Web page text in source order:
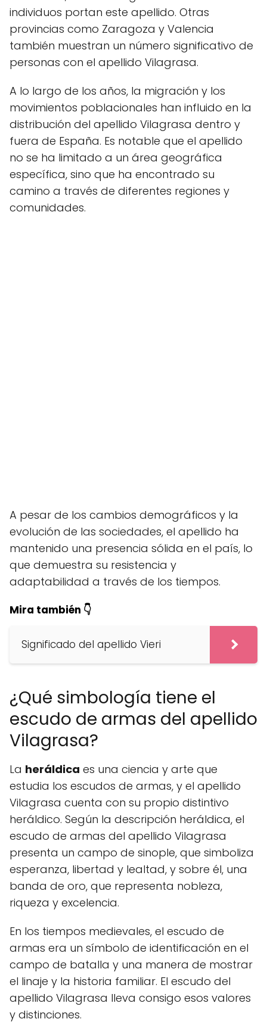
individuos portan este apellido. Otras
provincias como Zaragoza y Valencia
también muestran un número significativo de
personas con el apellido Vilagrasa.
A lo largo de los años, la migración y los
movimientos poblacionales han influido en la
distribución del apellido Vilagrasa dentro y
fuera de España. Es notable que el apellido
no se ha limitado a un área geográfica
específica, sino que ha encontrado su
camino a través de diferentes regiones y
comunidades.
A pesar de los cambios demográficos y la
evolución de las sociedades, el apellido ha
mantenido una presencia sólida en el país, lo
que demuestra su resistencia y
adaptabilidad a través de los tiempos.
Mira también 👇
Significado del apellido Vieri
¿Qué simbología tiene el
escudo de armas del apellido
Vilagrasa?
La heráldica es una ciencia y arte que
estudia los escudos de armas, y el apellido
Vilagrasa cuenta con su propio distintivo
heráldico. Según la descripción heráldica, el
escudo de armas del apellido Vilagrasa
presenta un campo de sinople, que simboliza
esperanza, libertad y lealtad, y sobre él, una
banda de oro, que representa nobleza,
riqueza y excelencia.
En los tiempos medievales, el escudo de
armas era un símbolo de identificación en el
campo de batalla y una manera de mostrar
el linaje y la historia familiar. El escudo del
apellido Vilagrasa lleva consigo esos valores
y distinciones.